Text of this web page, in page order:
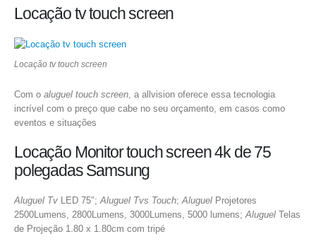
Locação tv touch screen
Locação tv touch screen
Com o aluguel touch screen , a allvision oferece essa tecnologia
incrível com o preço que cabe no seu orçamento, em casos como
eventos e situações
Locação Monitor touch screen 4k de 75
polegadas Samsung
Aluguel Tv LED 75″;Aluguel Tvs Touch;Aluguel Projetores
2500Lumens, 2800Lumens, 3000Lumens, 5000 lumens;Aluguel Telas
de Projeção 1.80 x 1.80cm com tripé